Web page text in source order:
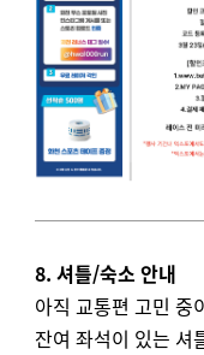
8. 셔틀/숙소 안내
아직 교통편 고민 중
잔여 좌석이 있는 셔